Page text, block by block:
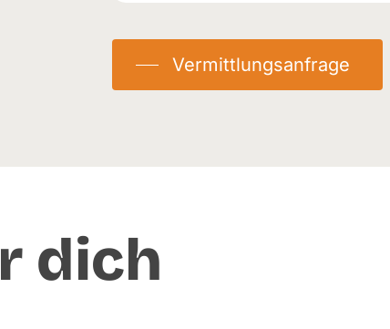
Vermittlungsanfrage
dich